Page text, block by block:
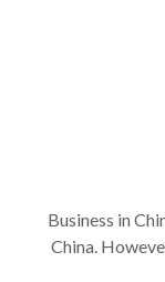
Business in
China.